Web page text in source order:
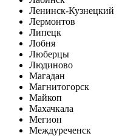
Ленинск-Кузнецкий
Лермонтов
Липецк
Лобня
Люберцы
Людиново
Магадан
Магнитогорск
Майкоп
Махачкала
Мегион
Междуреченск